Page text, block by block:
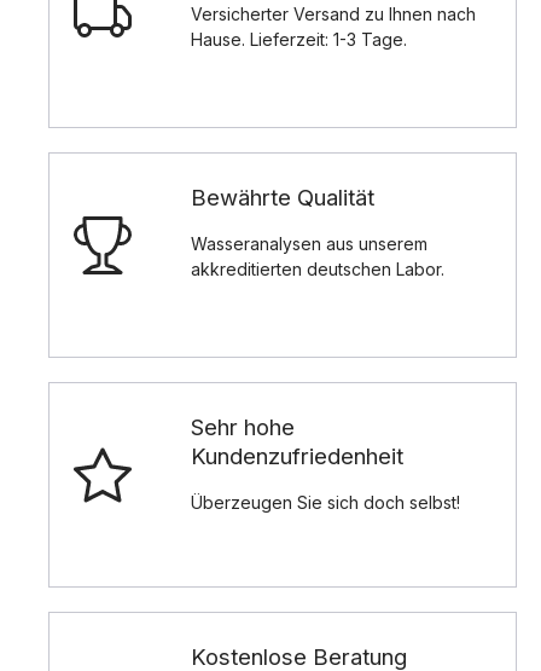
Versicherter Versand zu Ihnen nach
Hause. Lieferzeit: 1-3 Tage.
Bewährte Qualität
Wasseranalysen aus unserem
akkreditierten deutschen Labor.
Sehr hohe
Kundenzufriedenheit
Überzeugen Sie sich doch selbst!
Kostenlose Beratung